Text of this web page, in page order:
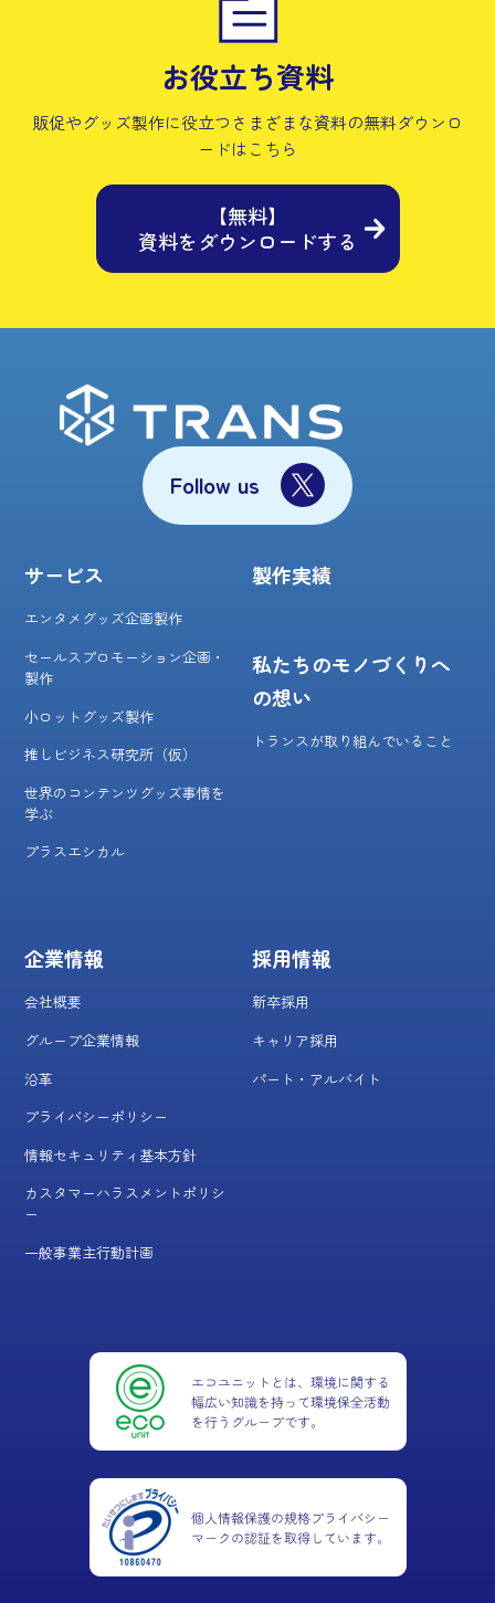
お役立ち資料
販促やグッズ製作に役立つさまざまな資料の無料ダウンロ
ードはこちら
【無料】
資料をダウンロードする
Follow us
サービス
エンタメグッズ企画製作
セールスプロモーション企画・
製作
小ロットグッズ製作
推しビジネス研究所（仮）
世界のコンテンツグッズ事情を
学ぶ
プラスエシカル
製作実績
私たちのモノづくりへ
の想い
トランスが取り組んでいること
企業情報
会社概要
グループ企業情報
沿革
プライバシーポリシー
情報セキュリティ基本方針
カスタマーハラスメントポリシ
ー
一般事業主行動計画
採用情報
新卒採用
キャリア採用
パート・アルバイト